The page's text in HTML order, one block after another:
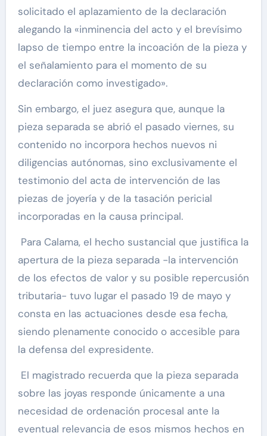
solicitado el aplazamiento de la declaración
alegando la «inminencia del acto y el brevísimo
lapso de tiempo entre la incoación de la pieza y
el señalamiento para el momento de su
declaración como investigado».
Sin embargo, el juez asegura que, aunque la
pieza separada se abrió el pasado viernes, su
contenido no incorpora hechos nuevos ni
diligencias autónomas, sino exclusivamente el
testimonio del acta de intervención de las
piezas de joyería y de la tasación pericial
incorporadas en la causa principal.
Para Calama, el hecho sustancial que justifica la
apertura de la pieza separada -la intervención
de los efectos de valor y su posible repercusión
tributaria- tuvo lugar el pasado 19 de mayo y
consta en las actuaciones desde esa fecha,
siendo plenamente conocido o accesible para
la defensa del expresidente.
El magistrado recuerda que la pieza separada
sobre las joyas responde únicamente a una
necesidad de ordenación procesal ante la
eventual relevancia de esos mismos hechos en